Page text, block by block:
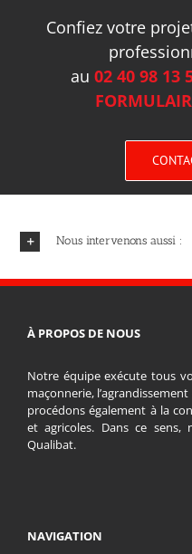
Confiez votre
au 02 40 98 13
Nous intervenons aussi :
À PROPOS DE NOUS
Notre équipe exécute tous
maçonnerie,
procédons également à la
et agricoles. Dans ce sens,
Qualibat.
NAVIGATION